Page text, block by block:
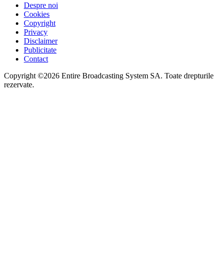
Despre noi
Cookies
Copyright
Privacy
Disclaimer
Publicitate
Contact
Copyright ©2026 Entire Broadcasting System SA. Toate drepturile
rezervate.